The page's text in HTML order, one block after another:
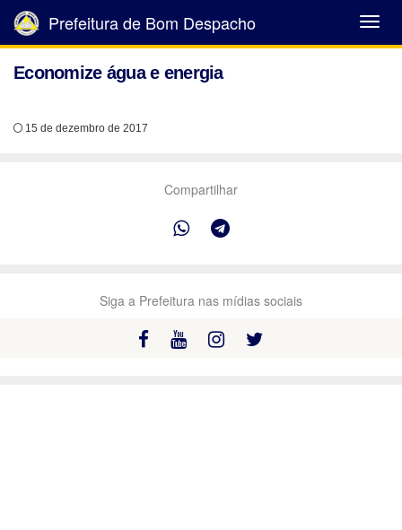
Abrir
Menu
Prefeitura de Bom Despacho
Economize água e energia
15 de dezembro de 2017
Compartilhar
Siga a Prefeitura nas mídias sociais